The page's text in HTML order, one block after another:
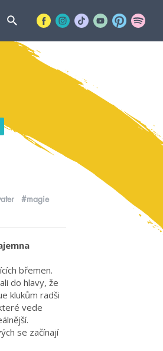
#magie
břemen.
do hlavy, že
klukům radši
vede
se začínají